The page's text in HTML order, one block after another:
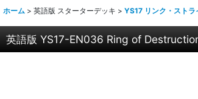
ホーム > 英語版 スターターデッキ > YS17 リンク・ストラ
英語版 YS17-EN036 Ring of